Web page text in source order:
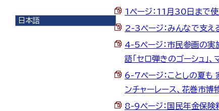
日本語
1ページ：11月30日まで
2-3ページ：みんなで支
4-5ページ：市民参画の実
語「セロ弾きのゴーシュ」
6-7ページ：ことしの夏も
ンチャーレース、花巻市博
8-9ページ：国民年金保険